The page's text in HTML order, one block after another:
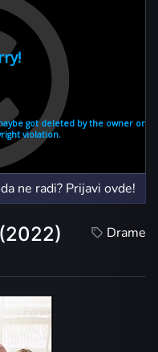
ne radi? Prijavi ovde!
Drame